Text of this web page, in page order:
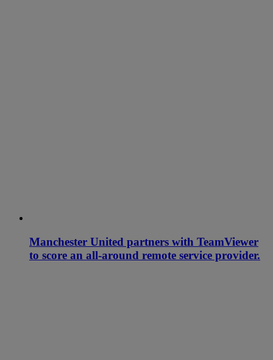
Manchester United partners with TeamViewer
to score an all-around remote service provider.